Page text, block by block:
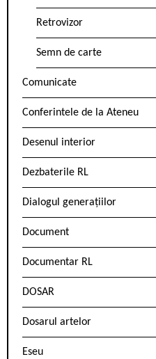
Retrovizor
Semn de carte
Comunicate
Conferintele de la Ateneu
Desenul interior
Dezbaterile RL
Dialogul generațiilor
Document
Documentar RL
DOSAR
Dosarul artelor
Eseu